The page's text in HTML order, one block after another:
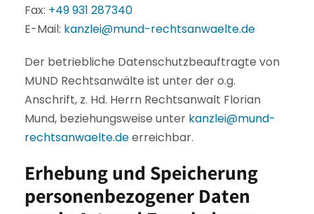
Fax: +49 931 287340
E-Mail: kanzlei@mund-rechtsanwaelte.de
Der betriebliche Datenschutzbeauftragte von
MUND Rechtsanwälte ist unter der o.g.
Anschrift, z. Hd. Herrn Rechtsanwalt Florian
Mund, beziehungsweise unter kanzlei@mund-
rechtsanwaelte.deerreichbar.
Erhebung und Speicherung
personenbezogener Daten